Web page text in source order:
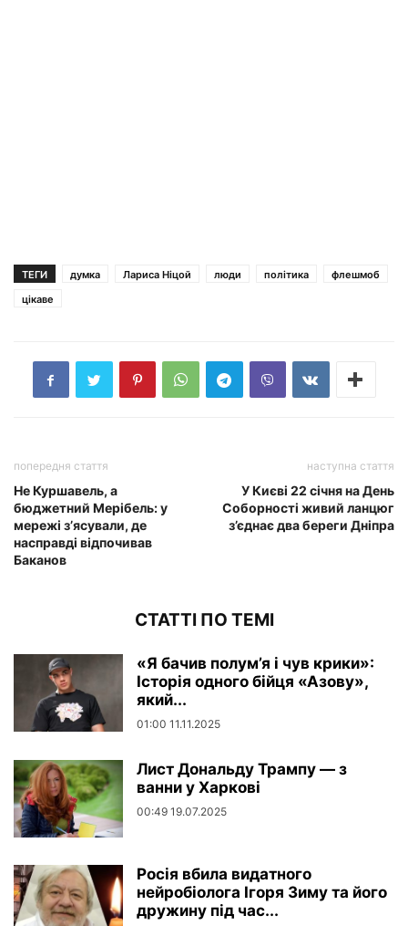
ТЕГИ думка Лариса Ніцой люди політика
флешмоб
цікаве
попередня стаття
Не Куршавель, а
бюджетний Мерібель: у
мережі з’ясували, де
насправді відпочивав
Баканов
наступна стаття
У Києві 22 січня на День
Соборності живий ланцюг
з’єднає два береги Дніпра
СТАТТІ ПО ТЕМІ
«Я бачив полум’я і чув крики»:
Історія одного бійця «Азову»,
який...
01:00 11.11.2025
Лист Дональду Трампу — з
ванни у Харкові
00:49 19.07.2025
Росія вбила видатного
нейробіолога Ігоря Зиму та його
дружину під час...